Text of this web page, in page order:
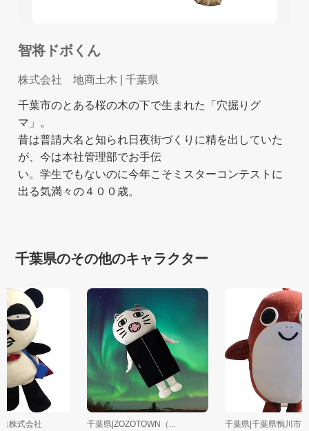
智将ドボくん
株式会社 地商土木 | 千葉県
千葉市のとある桜の木の下で生まれた「穴掘りグ
マ」。
昔は普請大名と知られ日夜街づくりに精を出していた
が、今は本社管理部でお手伝
い。学生でもないのに今年こそミスターコンテストに
出る気満々の４００歳。
千葉県のその他のキャラクター
鉄株式会社 千葉県|ZOZOTOWN（... 千葉県|千葉県鴨川市